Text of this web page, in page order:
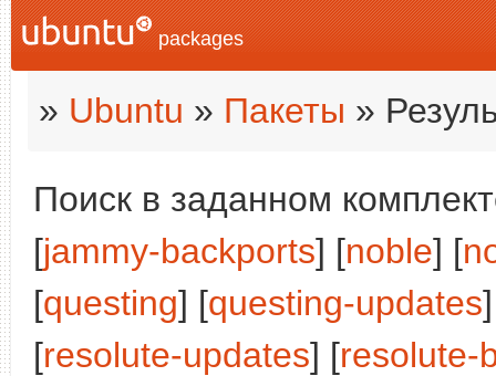
packages
» Ubuntu » Пакеты »
Поиск в заданном
[jammy-backports] [noble] [
[questing] [questing-updates
[resolute-updates] [resolute-